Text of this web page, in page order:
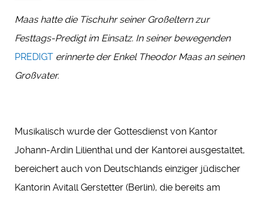
Maas hatte die Tischuhr seiner Großeltern zur
Festtags-Predigt im Einsatz. In seiner bewegenden
PREDIGT erinnerte der Enkel Theodor Maas an seinen
Großvater.
Musikalisch wurde der Gottesdienst von Kantor
Johann-Ardin Lilienthal und der Kantorei ausgestaltet,
bereichert auch von Deutschlands einziger jüdischer
Kantorin Avitall Gerstetter (Berlin), die bereits am